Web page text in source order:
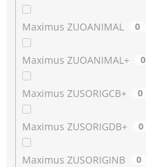
Maximus ZUOANIMAL 0
Maximus ZUOANIMAL+ 0
Maximus ZUSORIGCB+ 0
Maximus ZUSORIGDB+ 0
Maximus ZUSORIGINB 0